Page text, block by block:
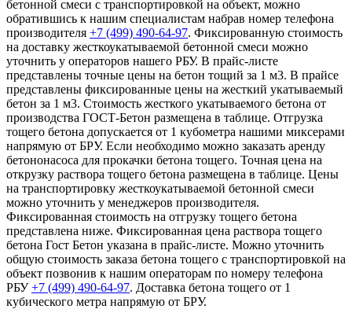
бетонной смеси с транспортировкой на объект, можно
обратившись к нашим специалистам набрав номер телефона
производителя +7 (499) 490-64-97. Фиксированную стоимость
на доставку жесткоукатываемой бетонной смеси можно
уточнить у операторов нашего РБУ. В прайс-листе
представлены точные цены на бетон тощий за 1 м3. В прайсе
представлены фиксированные цены на жесткий укатываемый
бетон за 1 м3. Стоимость жесткого укатываемого бетона от
производства ГОСТ-Бетон размещена в таблице. Отгрузка
тощего бетона допускается от 1 кубометра нашими миксерами
напрямую от БРУ. Если необходимо можно заказать аренду
бетононасоса для прокачки бетона тощего. Точная цена на
открузку раствора тощего бетона размещена в таблице. Цены
на транспортировку жесткоукатываемой бетонной смеси
можно уточнить у менеджеров производителя.
Фиксированная стоимость на отгрузку тощего бетона
представлена ниже. Фиксированная цена раствора тощего
бетона Гост Бетон указана в прайс-листе. Можно уточнить
общую стоимость заказа бетона тощего с транспортировкой на
объект позвонив к нашим операторам по номеру телефона
РБУ+7 (499) 490-64-97. Доставка бетона тощего от 1
кубического метра напрямую от БРУ.